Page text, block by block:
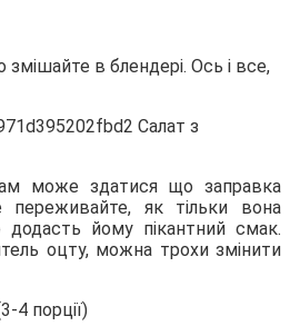
змішайте в блендері. Ось і все,
може здатися що заправка
як тільки вона
йому пікантний смак.
оцту, можна трохи змінити
4 порції)